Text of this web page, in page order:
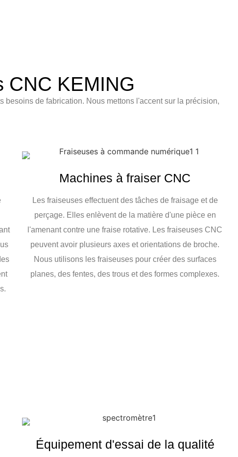
CNC KEMING
de fabrication. Nous mettons l'accent sur la précision,
Machines à fraiser CNC
Les fraiseuses effectuent des tâches de fraisage et de
perçage. Elles enlèvent de la matière d'une pièce en
l'amenant contre une fraise rotative. Les fraiseuses CNC
peuvent avoir plusieurs axes et orientations de broche.
Nous utilisons les fraiseuses pour créer des surfaces
planes, des fentes, des trous et des formes complexes.
Équipement d'essai de la qualité